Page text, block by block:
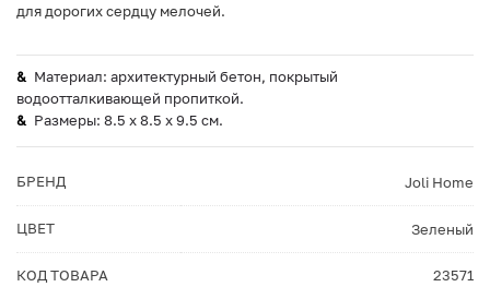
для дорогих сердцу мелочей.
Материал: архитектурный бетон, покрытый
водоотталкивающей пропиткой.
Размеры: 8.5 х 8.5 х 9.5 см.
БРЕНД Joli Home
ЦВЕТ Зеленый
КОД ТОВАРА 23571